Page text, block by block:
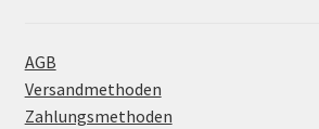
AGB
Versandmethoden
Zahlungsmethoden